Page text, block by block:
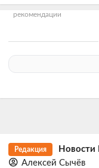
рекомендации
Редакция Новости
Алексей Сычёв